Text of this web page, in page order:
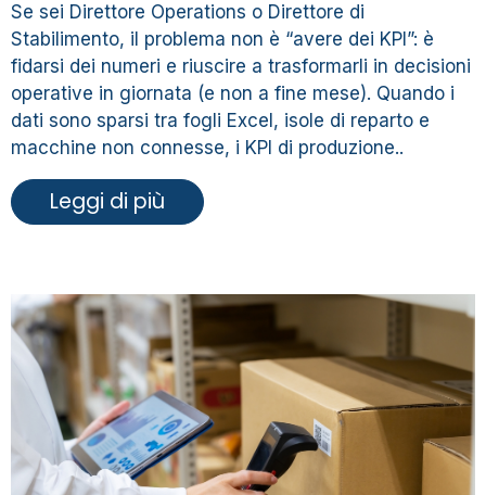
Se sei Direttore Operations o Direttore di
Stabilimento, il problema non è “avere dei KPI”: è
fidarsi dei numeri e riuscire a trasformarli in decisioni
operative in giornata (e non a fine mese). Quando i
dati sono sparsi tra fogli Excel, isole di reparto e
macchine non connesse, i KPI di produzione..
Leggi di più